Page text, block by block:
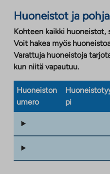
Huoneistot ja
Kohteen kaikki huoneistot,
Voit hakea myös
Varattuja huoneistoja
kun niitä vapautuu.
Huoneiston
umero
pi